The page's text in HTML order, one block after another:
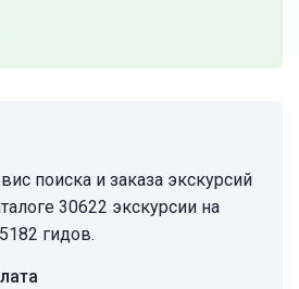
поиска и заказа экскурсий
30622 экскурсии на
гидов.